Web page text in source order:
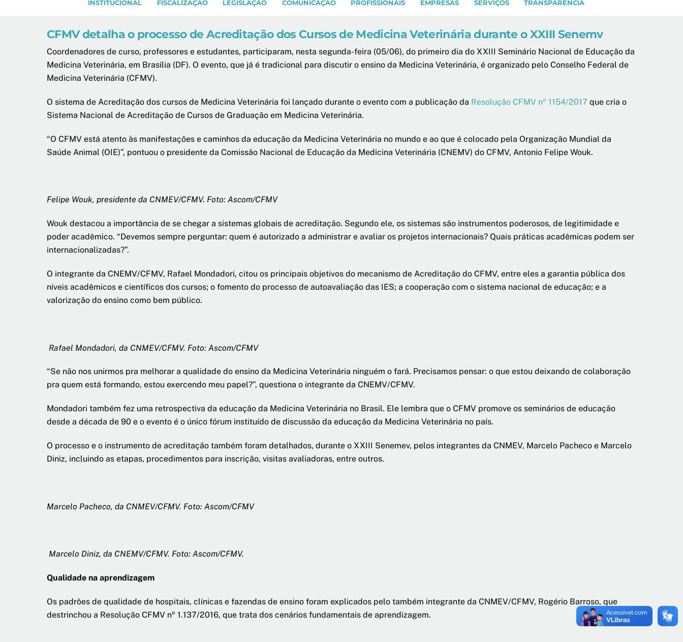
INSTITUCIONAL FISCALIZAÇÃO LEGISLAÇÃO COMUNICAÇÃO PROFISSIONAIS EMPRESAS SERVIÇOS TRANSPARÊNCIA
CFMV detalha o processo de Acreditação dos Cursos de Medicina Veterinária durante o XXIII Senemv
Coordenadores de curso, professores e estudantes, participaram, nesta segunda-feira (05/06), do primeiro dia do XXIII Seminário Nacional de Educação da
Medicina Veterinária, em Brasília (DF). O evento, que já é tradicional para discutir o ensino da Medicina Veterinária, é organizado pelo Conselho Federal de
Medicina Veterinária (CFMV).
O sistema de Acreditação dos cursos de Medicina Veterinária foi lançado durante o evento com a publicação da Resolução CFMV nº 1154/2017 que cria o
Sistema Nacional de Acreditação de Cursos de Graduação em Medicina Veterinária.
“O CFMV está atento às manifestações e caminhos da educação da Medicina Veterinária no mundo e ao que é colocado pela Organização Mundial da
Saúde Animal (OIE)”, pontuou o presidente da Comissão Nacional de Educação da Medicina Veterinária (CNEMV) do CFMV, Antonio Felipe Wouk.
Felipe Wouk, presidente da CNMEV/CFMV. Foto: Ascom/CFMV
Wouk destacou a importância de se chegar a sistemas globais de acreditação. Segundo ele, os sistemas são instrumentos poderosos, de legitimidade e
poder acadêmico. “Devemos sempre perguntar: quem é autorizado a administrar e avaliar os projetos internacionais? Quais práticas acadêmicas podem ser
internacionalizadas?”.
O integrante da CNEMV/CFMV, Rafael Mondadori, citou os principais objetivos do mecanismo de Acreditação do CFMV, entre eles a garantia pública dos
níveis acadêmicos e científicos dos cursos; o fomento do processo de autoavaliação das IES; a cooperação com o sistema nacional de educação; e a
valorização do ensino como bem público.
Rafael Mondadori, da CNMEV/CFMV. Foto: Ascom/CFMV
“Se não nos unirmos pra melhorar a qualidade do ensino da Medicina Veterinária ninguém o fará. Precisamos pensar: o que estou deixando de colaboração
pra quem está formando, estou exercendo meu papel?”, questiona o integrante da CNEMV/CFMV.
Mondadori também fez uma retrospectiva da educação da Medicina Veterinária no Brasil. Ele lembra que o CFMV promove os seminários de educação
desde a década de 90 e o evento é o único fórum instituído de discussão da educação da Medicina Veterinária no país.
O processo e o instrumento de acreditação também foram detalhados, durante o XXIII Senemev, pelos integrantes da CNMEV, Marcelo Pacheco e Marcelo
Diniz, incluindo as etapas, procedimentos para inscrição, visitas avaliadoras, entre outros.
Marcelo Pacheco, da CNMEV/CFMV. Foto: Ascom/CFMV
Marcelo Diniz, da CNEMV/CFMV. Foto: Ascom/CFMV.
Qualidade na aprendizagem
Os padrões de qualidade de hospitais, clínicas e fazendas de ensino foram explicados pelo também integrante da CNMEV/CFMV, Rogério Barroso, que
destrinchou a Resolução CFMV nº 1.137/2016, que trata dos cenários fundamentais de aprendizagem.